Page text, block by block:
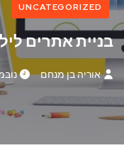
UNCATEGORIZED
בניית אתרים
אוריה בן מנחם נובמבר